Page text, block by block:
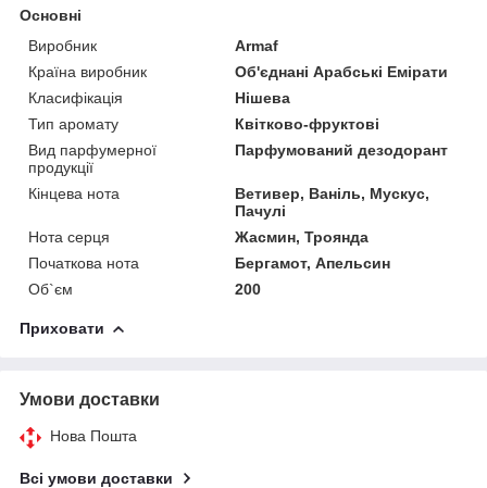
Основні
Виробник
Armaf
Країна виробник
Об'єднані Арабські Емірати
Класифікація
Нішева
Тип аромату
Квітково-фруктові
Вид парфумерної
продукції
Парфумований дезодорант
Кінцева нота
Ветивер, Ваніль, Мускус,
Пачулі
Нота серця
Жасмин, Троянда
Початкова нота
Бергамот, Апельсин
Об`єм
200
Приховати
Умови доставки
Нова Пошта
Всі умови доставки